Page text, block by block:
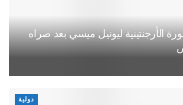
الأرجنتينية ليونيل ميسي بعد صراه
دولية